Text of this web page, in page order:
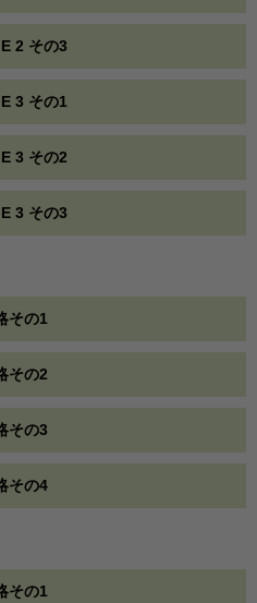
2 その3
3 その1
3 その2
3 その3
その1
その2
その3
その4
その1